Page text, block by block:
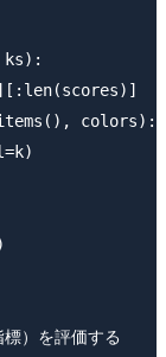
ks):
colors):
）を評価する